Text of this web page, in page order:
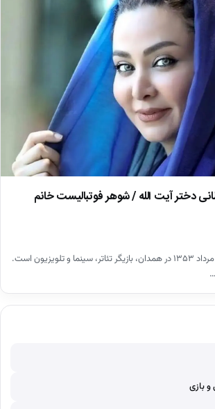
دختر آیت الله / شوهر فوتبالیست خانم
فقیهه سلطانی متولد ۲۹ مرداد ۱۳۵۳ در همدان، بازیگر تئاتر، سینما و تلویزیون است.
و بازی